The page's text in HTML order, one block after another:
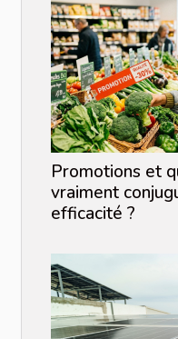
Promotions et
vraiment
efficacité ?